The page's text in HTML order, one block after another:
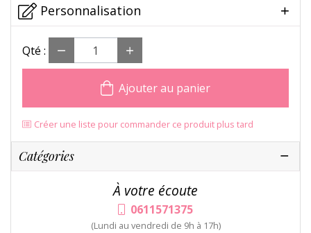
Personnalisation
Qté :
Ajouter au panier
Créer une liste pour commander ce produit plus tard
Catégories
À votre écoute
0611571375
(Lundi au vendredi de 9h à 17h)